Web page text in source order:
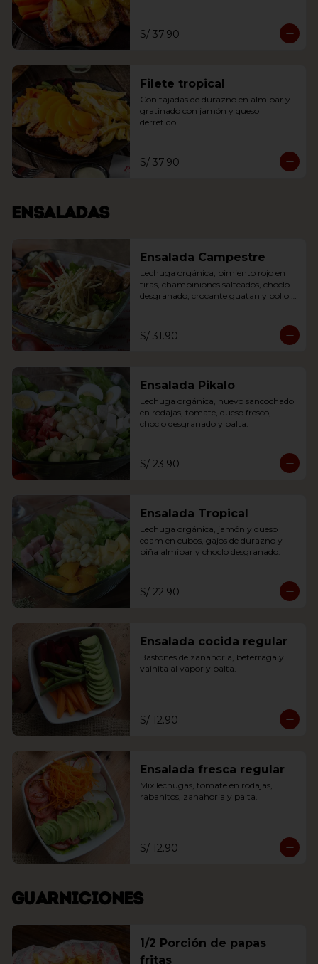
S/ 37.90
Filete tropical
Con tajadas de durazno en almíbar y
gratinado con jamón y queso
derretido.
S/ 37.90
Ensaladas
Ensalada Campestre
Lechuga orgánica, pimiento rojo en
tiras, champiñiones salteados, choclo
desgranado, crocante guatan y pollo
S/ 31.90
Ensalada Pikalo
Lechuga orgánica, huevo sancochado
en rodajas, tomate, queso fresco,
choclo desgranado y palta.
S/ 23.90
Ensalada Tropical
Lechuga orgánica, jamón y queso
edam en cubos, gajos de durazno y
piña almibar y choclo desgranado.
S/ 22.90
Ensalada cocida regular
Bastones de zanahoria, beterraga y
vainita al vapor y palta.
S/ 12.90
Ensalada fresca regular
Mix lechugas, tomate en rodajas,
rabanitos, zanahoria y palta.
S/ 12.90
Guarniciones
1/2 Porción de papas
fritas